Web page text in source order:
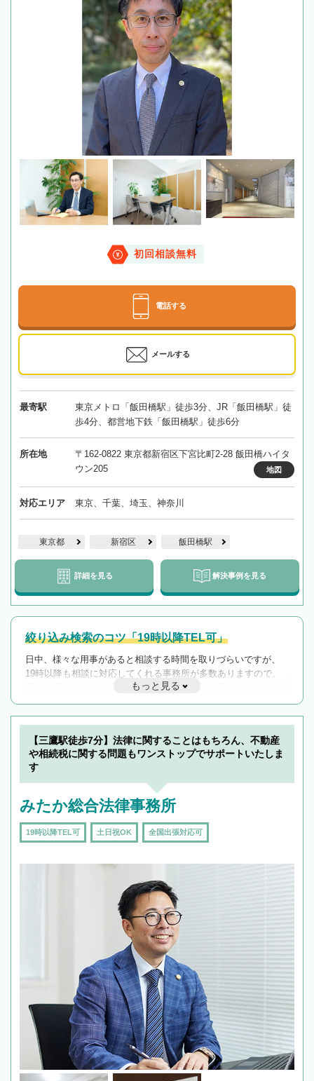
初回相談無料
電話する
メールする
最寄駅
東京メトロ「飯田橋駅」徒歩3分、JR「飯田橋駅」徒
歩4分、都営地下鉄「飯田橋駅」徒歩6分
所在地
〒162-0822 東京都新宿区下宮比町2-28 飯田橋ハイタ
ウン205
地図
対応エリア 東京、千葉、埼玉、神奈川
東京都 新宿区 飯田橋駅
詳細を見る 解決事例を見る
絞り込み検索のコツ「19時以降TEL可」
日中、様々な用事があると相談する時間を取りづらいですが、
19時以降も相談に対応してくれる事務所が多数ありますので、
遅い時間の相談が増えそうな場合はそのような事務所に絞り込
んで検索してみましょう。
19時以降TEL可の条件
を加えて再検索
もっと見る
【三鷹駅徒歩7分】法律に関することはもちろん、不動産
や相続税に関する問題もワンストップでサポートいたしま
す
みたか総合法律事務所
19時以降TEL可 土日祝OK 全国出張対応可